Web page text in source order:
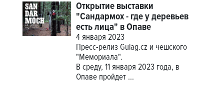
Открытие выставки
"Сандармох - где у деревьев
есть лица" в Опаве
4 января 2023
Пресс-релиз Gulag.cz и чешского
"Мемориала".
В среду, 11 января 2023 года, в
Опаве пройдет ...